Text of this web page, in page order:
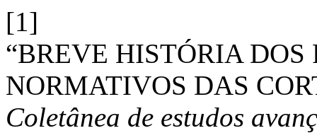
[1]
“BREVE HISTÓRIA
NORMATIVOS DAS
Coletânea de estudos